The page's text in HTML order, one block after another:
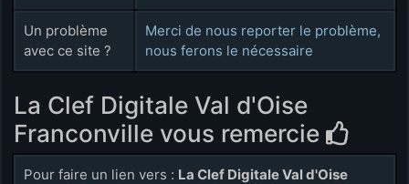
Un problème
avec ce site ?
Merci de nous reporter le problème,
nous ferons le nécessaire
La Clef Digitale Val d'Oise
Franconville vous remercie
Pour faire un lien vers : La Clef Digitale Val d'Oise